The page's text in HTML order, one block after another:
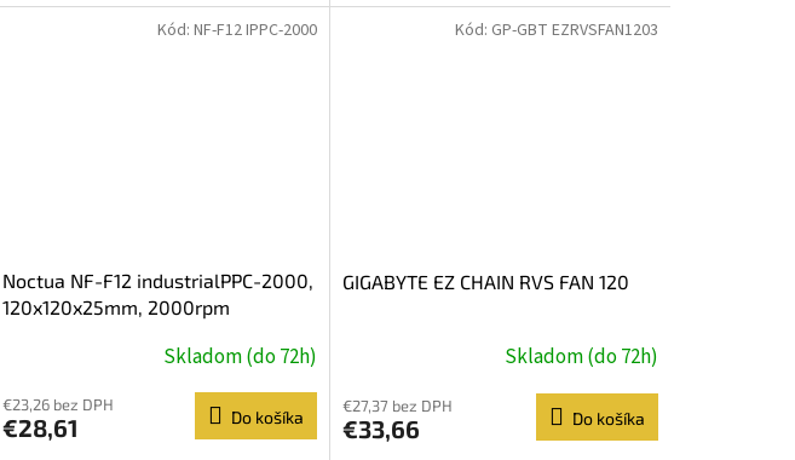
Noctua NF-F12 industrialPPC-2000,
120x120x25mm, 2000rpm
Skladom (do 72h)
€23,26 bez DPH
€28,61 Do košíka
Kód: NF-F12 IPPC-2000
GIGABYTE EZ CHAIN RVS FAN 120
Skladom (do 72h)
€27,37 bez DPH
€33,66 Do košíka
Kód: GP-GBT EZRVSFAN1203